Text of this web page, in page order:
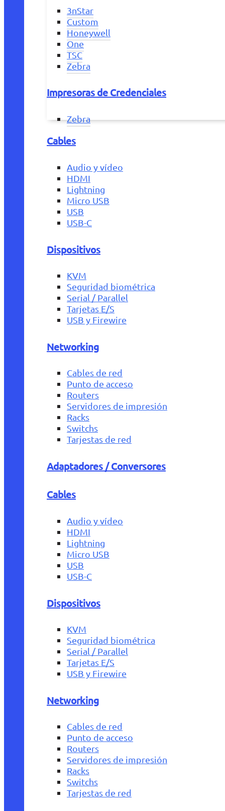
3nStar
Custom
Honeywell
One
TSC
Zebra
Impresoras de Credenciales
Zebra
Cables
Audio y vídeo
HDMI
Lightning
Micro USB
USB
USB-C
Dispositivos
KVM
Seguridad biométrica
Serial / Parallel
Tarjetas E/S
USB y Firewire
Networking
Cables de red
Punto de acceso
Routers
Servidores de impresión
Racks
Switchs
Tarjestas de red
Adaptadores / Conversores
Cables
Audio y vídeo
HDMI
Lightning
Micro USB
USB
USB-C
Dispositivos
KVM
Seguridad biométrica
Serial / Parallel
Tarjetas E/S
USB y Firewire
Networking
Cables de red
Punto de acceso
Routers
Servidores de impresión
Racks
Switchs
Tarjestas de red